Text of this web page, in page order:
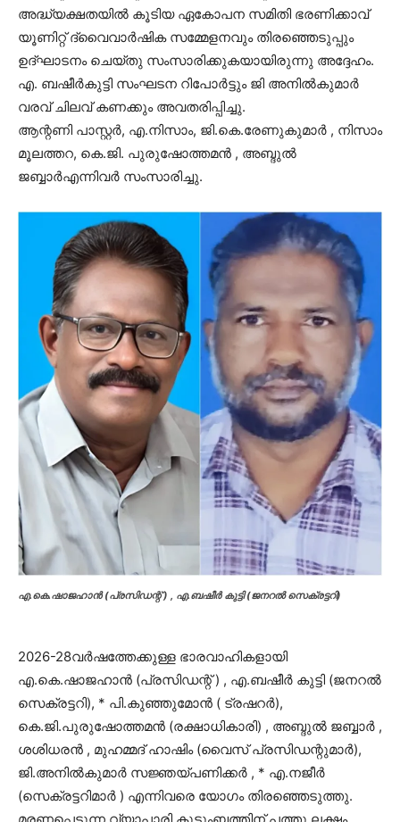
അദ്ധ്യക്ഷതയിൽ കൂടിയ ഏകോപന സമിതി ഭരണിക്കാവ്
യൂണിറ്റ് ദ്വൈവാർഷിക സമ്മേളനവും തിരഞ്ഞെടുപ്പും
ഉദ്ഘാടനം ചെയ്തു സംസാരിക്കുകയായിരുന്നു അദ്ദേഹം.
എ. ബഷീർകുട്ടി സംഘടന റിപോർട്ടും ജി അനിൽകുമാർ
വരവ് ചിലവ് കണക്കും അവതരിപ്പിച്ചു.
ആന്റണി പാസ്റ്റർ, എ.നിസാം, ജി.കെ.രേണുകുമാർ , നിസാം
മൂലത്തറ, കെ.ജി. പുരുഷോത്തമൻ , അബ്ദുൽ
ജബ്ബാർഎന്നിവർ സംസാരിച്ചു.
എ.കെ.ഷാജഹാൻ (പ്രസിഡന്റ് ) , എ.ബഷീർ കുട്ടി (ജനറൽ സെക്രട്ടറി)
2026-28വർഷത്തേക്കുള്ള ഭാരവാഹികളായി
എ.കെ.ഷാജഹാൻ (പ്രസിഡന്റ് ) , എ.ബഷീർ കുട്ടി (ജനറൽ
സെക്രട്ടറി), * പി.കുഞ്ഞുമോൻ ( ട്രഷറർ),
കെ.ജി.പുരുഷോത്തമൻ (രക്ഷാധികാരി) , അബ്ദുൽ ജബ്ബാർ ,
ശശിധരൻ , മുഹമ്മദ് ഹാഷിം (വൈസ് പ്രസിഡന്റുമാർ),
ജി.അനിൽകുമാർ സജ്ഞയ്പണിക്കർ , * എ.നജീർ
(സെക്രട്ടറിമാർ ) എന്നിവരെ യോഗം തിരഞ്ഞെടുത്തു.